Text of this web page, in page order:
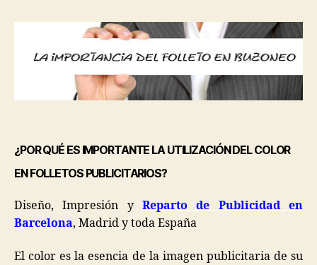
¿POR QUÉ ES IMPORTANTE LA UTILIZACIÓN DEL COLOR
EN FOLLETOS PUBLICITARIOS?
Diseño, Impresión y Reparto de Publicidad en
Barcelona, Madrid y toda España
El color es la esencia de la imagen publicitaria de su